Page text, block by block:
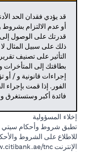
قد يؤدي فقدان الحد
أو عدم الالتزام
قدرتك على الوصول
ذلك على سبيل المثال
التأثير على تصنيف
بطاقتك إلى
إجراءات قانونية و /
الفور. إذا قمت بإجراء
فائدة أكبر وستستغرق
إخلاء المسؤولية
تطبق شروط وأحكام سيتي
للاطلاع على الشروط
الإنترنت tnc.